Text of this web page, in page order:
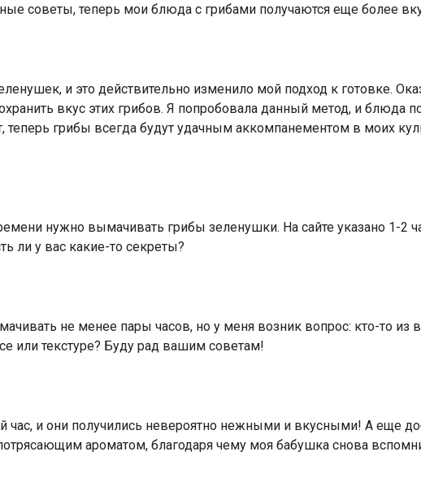
советы, теперь мои блюда с грибами получаются еще более
и это действительно изменило мой подход к готовке.
вкус этих грибов. Я попробовала данный метод, и блюда
теперь грибы всегда будут удачным аккомпанементом в моих
нужно вымачивать грибы зеленушки. На сайте указано 1-2
ли у вас какие-то секреты?
не менее пары часов, но у меня возник вопрос: кто-то из
или текстуре? Буду рад вашим советам!
час, и они получились невероятно нежными и вкусными! А еще
ароматом, благодаря чему моя бабушка снова